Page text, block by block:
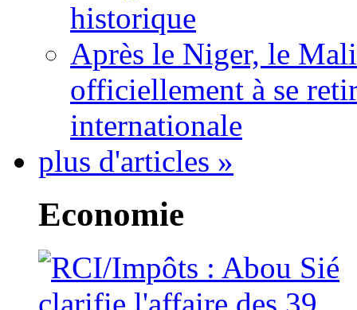
historique
Après le Niger, le
officiellement à se
internationale
plus d'articles »
Economie